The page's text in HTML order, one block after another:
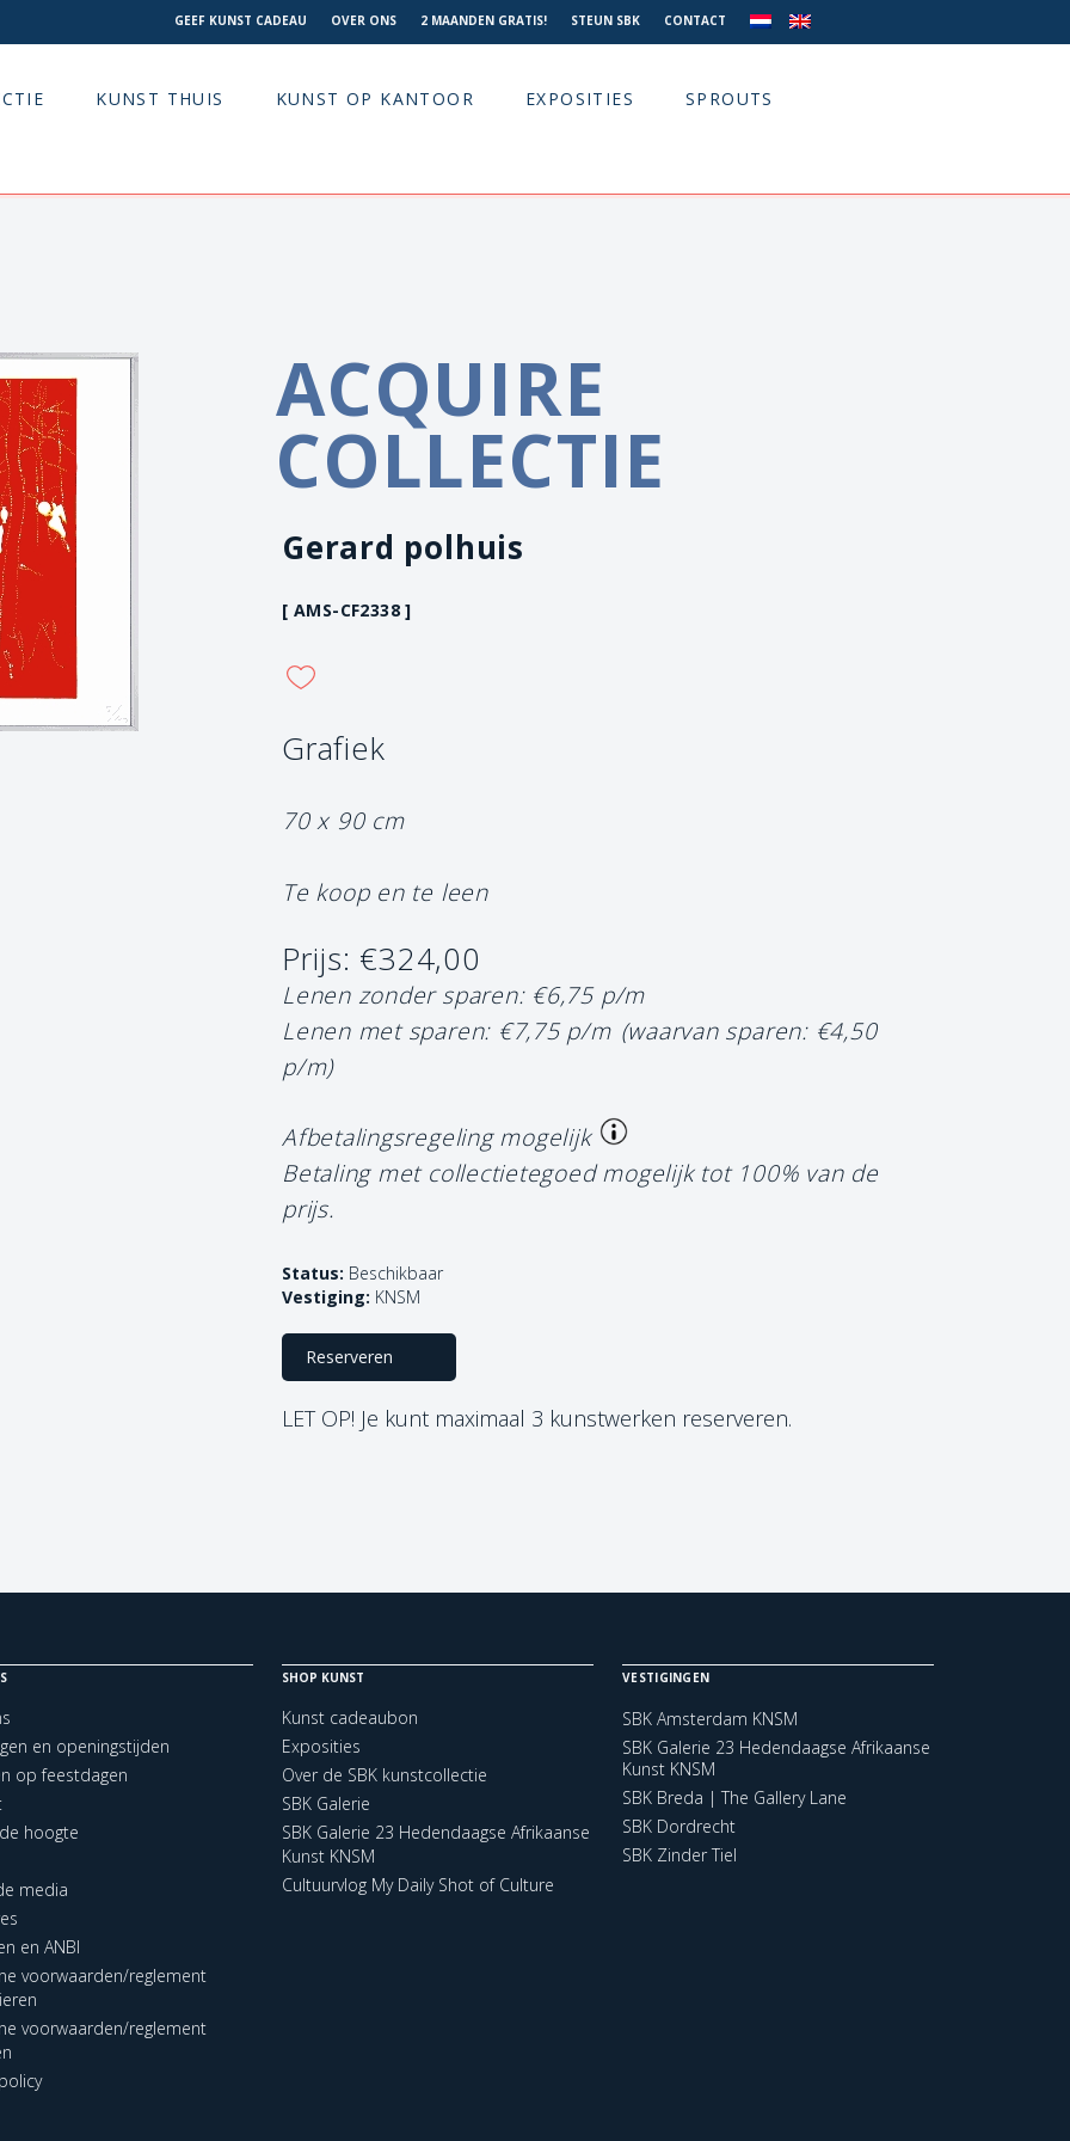
GEEF KUNST CADEAU OVER ONS 2 MAANDEN GRATIS! STEUN SBK CONTACT
KUNST THUIS KUNST OP KANTOOR EXPOSITIES SPROUTS
ACQUIRE
COLLECTIE
Gerard polhuis
[ AMS-CF2338 ]
Grafiek
70 x 90 cm
Te koop en te leen
Prijs: €324,00
Lenen zonder sparen: €6,75 p/m
Lenen met sparen: €7,75 p/m (waarvan sparen: €4,50
p/m)
Afbetalingsregeling mogelijk
Betaling met collectietegoed mogelijk tot 100% van de
prijs.
Status: Beschikbaar
Vestiging: KNSM
Reserveren
LET OP! Je kunt maximaal 3 kunstwerken reserveren.
en openingstijden
op feestdagen
hoogte
media
en ANBI
voorwaarden/reglement
voorwaarden/reglement
SHOP KUNST
Kunst cadeaubon
Exposities
Over de SBK kunstcollectie
SBK Galerie
SBK Galerie 23 Hedendaagse Afrikaanse
Kunst KNSM
Cultuurvlog My Daily Shot of Culture
VESTIGINGEN
SBK Amsterdam KNSM
SBK Galerie 23 Hedendaagse Afrikaanse
Kunst KNSM
SBK Breda | The Gallery Lane
SBK Dordrecht
SBK Zinder Tiel